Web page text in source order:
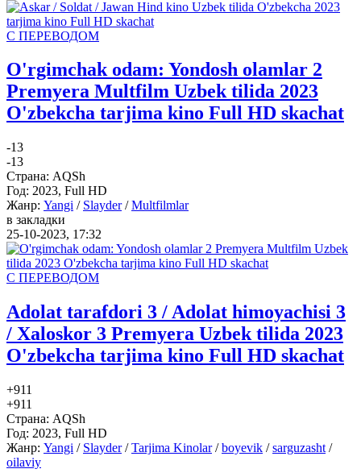
С ПЕРЕВОДОМ
O'rgimchak odam: Yondosh olamlar 2
Premyera Multfilm Uzbek tilida 2023
O'zbekcha tarjima kino Full HD skachat
-13
-13
Страна: AQSh
Год: 2023, Full HD
Жанр: Yangi / Slayder/Multfilmlar
в закладки
25-10-2023, 17:32
С ПЕРЕВОДОМ
Adolat tarafdori 3 / Adolat himoyachisi 3
/ Xaloskor 3 Premyera Uzbek tilida 2023
O'zbekcha tarjima kino Full HD skachat
+911
+911
Страна: AQSh
Год: 2023, Full HD
Жанр: Yangi / Slayder/Tarjima Kinolar/boyevik /sarguzasht /
oilaviy